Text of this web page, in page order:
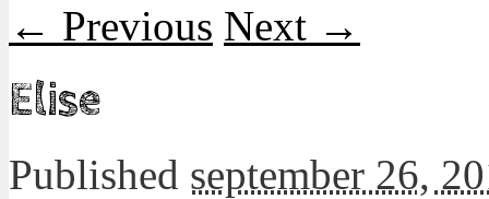
← Previous Next →
Elise
Published september 26,